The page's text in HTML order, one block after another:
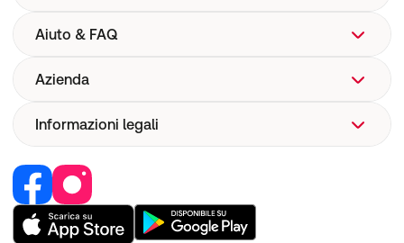
Aiuto & FAQ
Aiuto
Spedizione
Sicurezza dispositivi medici
Azienda
Chi siamo
Corporate Website
Lavoro e carriera
I nostri brand
Diventa partner
Informazioni legali
Recedere dal contratto
Responsabilità
CGV